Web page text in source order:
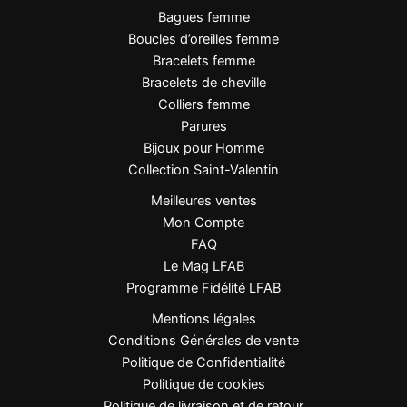
Finition dorée lumineuse et résistante
La bague est-elle réglable pour tous les doigts ?
Oui, sa conception réglable permet de l’adapter
L’émail noir peut-il s’abîmer avec le temps ?
L’émail est conçu pour un usage quotidien. Comme
tout bijou, il est recommandé d’éviter les chocs et les
produits abrasifs pour préserver son éclat.
La bague résiste-t-elle à l’eau ?
Oui, l’acier inoxydable résiste à l’eau et ne noircit pas.
Pour une longévité optimale, il est conseillé de la
Bagues femme
Boucles d’oreilles femme
Bracelets femme
Bracelets de cheville
Colliers femme
Parures
Bijoux pour Homme
Collection Saint-Valentin
Meilleures ventes
Mon Compte
FAQ
Le Mag LFAB
Programme Fidélité LFAB
Mentions légales
Conditions Générales de vente
Politique de Confidentialité
Politique de cookies